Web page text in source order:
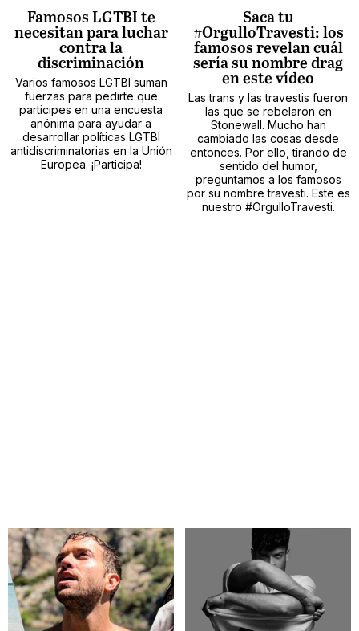
Famosos LGTBI te
necesitan para luchar
contra la
discriminación
Varios famosos LGTBI suman
fuerzas para pedirte que
participes en una encuesta
anónima para ayudar a
desarrollar políticas LGTBI
antidiscriminatorias en la Unión
Europea. ¡Participa!
Saca tu
#OrgulloTravesti: los
famosos revelan cuál
sería su nombre drag
en este vídeo
Las trans y las travestis fueron
las que se rebelaron en
Stonewall. Mucho han
cambiado las cosas desde
entonces. Por ello, tirando de
sentido del humor,
preguntamos a los famosos
por su nombre travesti. Este es
nuestro #OrgulloTravesti.